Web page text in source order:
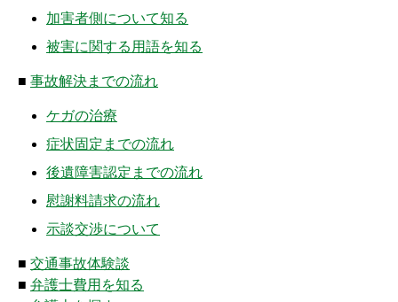
加害者側について知る
被害に関する用語を知る
■ 事故解決までの流れ
ケガの治療
症状固定までの流れ
後遺障害認定までの流れ
慰謝料請求の流れ
示談交渉について
■ 交通事故体験談
■ 弁護士費用を知る